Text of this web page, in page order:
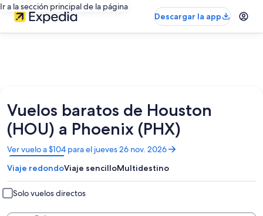
Ir a la sección principal de la página
Descargar la app
Vuelos baratos de Houston
(HOU) a Phoenix (PHX)
Ver vuelo a $104 para el jueves 26 nov. 2026
Se
abrirá
en
una
nueva
ventana
Viaje redondoViaje sencilloMultidestino
Solo vuelos directos